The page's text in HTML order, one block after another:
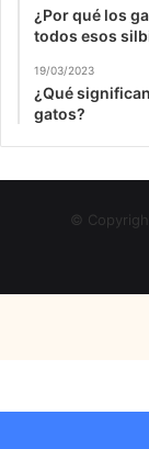
¿Por qué los
todos esos
19/03/2023
¿Qué
gatos?
©